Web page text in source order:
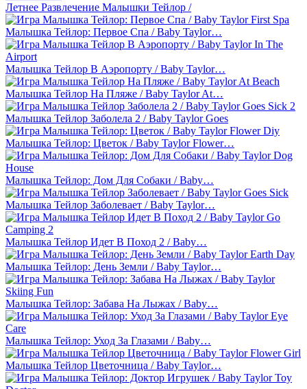
Летнее Развлечение Малышки Тейлор /
Малышка Тейлор: Первое Спа / Baby Taylor…
Малышка Тейлор В Аэропорту / Baby Taylor…
Малышка Тейлор На Пляже / Baby Taylor At…
Малышка Тейлор Заболела 2 / Baby Taylor Goes
Малышка Тейлор: Цветок / Baby Taylor Flower…
Малышка Тейлор: Дом Для Собаки / Baby…
Малышка Тейлор Заболевает / Baby Taylor…
Малышка Тейлор Идет В Поход 2 / Baby…
Малышка Тейлор: День Земли / Baby Taylor…
Малышка Тейлор: Забава На Лыжах / Baby…
Малышка Тейлор: Уход За Глазами / Baby…
Малышка Тейлор Цветочница / Baby Taylor…